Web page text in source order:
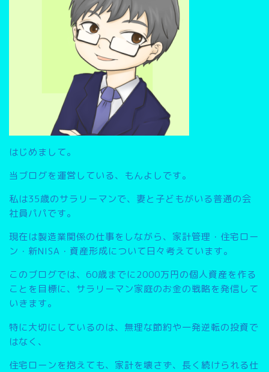
はじめまして。
当ブログを運営している、もんよしです。
私は35歳のサラリーマンで、妻と子どもがいる普通の会
社員パパです。
現在は製造業関係の仕事をしながら、家計管理・住宅ロー
ン・新NISA・資産形成について日々考えています。
このブログでは、 60歳までに2000万円の個人資産を作る
こと を目標に、サラリーマン家庭のお金の戦略を発信して
いきます。
特に大切にしているのは、無理な節約や一発逆転の投資で
はなく、
住宅ローンを抱えても、家計を壊さず、長く続けられる仕